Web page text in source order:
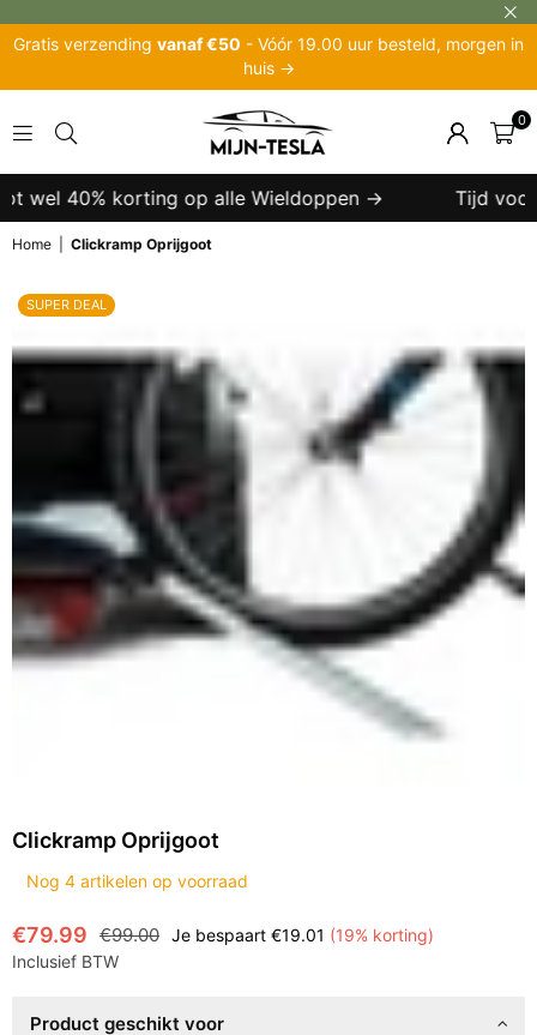
Gratis verzending vanaf €50 - Vóór 19.00 uur besteld, morgen in
huis →
TESLA
0
40% korting op alle Wieldoppen → Tijd voor
Home Clickramp Oprijgoot
SUPER DEAL
Clickramp Oprijgoot
Nog 4 artikelen op voorraad
Normale
prijs
€79.99 €99.00 Je bespaart €19.01 (19% korting)
Inclusief BTW
Product geschikt voor